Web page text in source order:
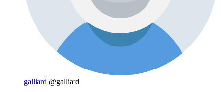
galliard @galliard